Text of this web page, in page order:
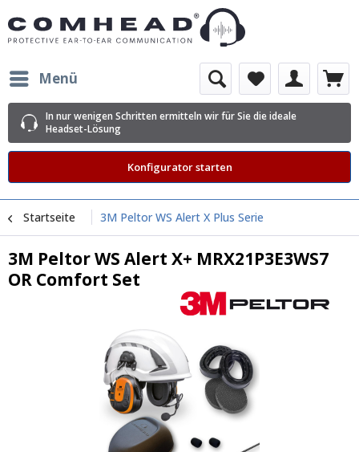
Menü
In nur wenigen Schritten ermitteln wir für Sie die ideale
Headset-Lösung
Konfigurator starten
Startseite 3M Peltor WS Alert X Plus Serie
3M Peltor WS Alert X+ MRX21P3E3WS7
OR Comfort Set